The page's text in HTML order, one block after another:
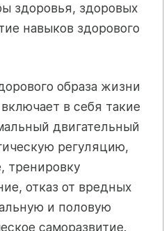
здоровья, здоровых
навыков здорового
образа жизни
в себя такие
двигательный
регуляцию,
тренировку
отказ от вредных
и половую
саморазвитие.